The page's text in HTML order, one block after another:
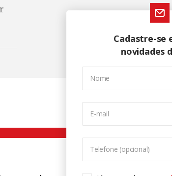
Cadastre-se
novidades
Nome
E-mail
Telefone (opcional)